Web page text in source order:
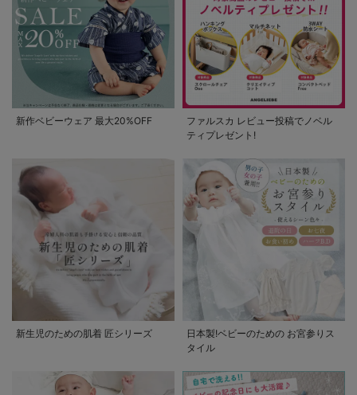
新作ベビーウェア 最大20%OFF
ファルスカ レビュー投稿でノベル
ティプレゼント!
新生児のための肌着 匠シリーズ
日本製!ベビーのための お宮参りス
タイル